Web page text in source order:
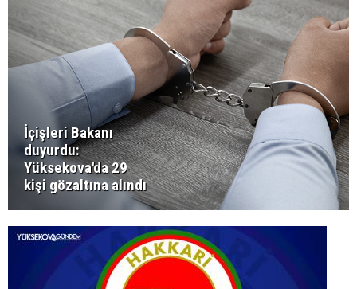
İçişleri Bakanı
duyurdu:
Yüksekova'da 29
kişi gözaltına alındı